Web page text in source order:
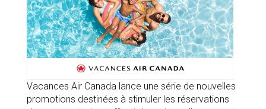
Vacances Air Canada lance une série de nouvelles
promotions destinées à stimuler les réservations